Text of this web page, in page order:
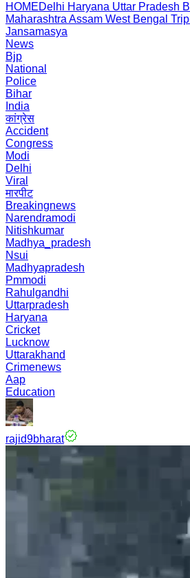
HOMEDelhi Haryana Uttar Pradesh
Maharashtra Assam West Bengal
Jansamasya
News
Bjp
National
Police
Bihar
India
कांग्रेस
Accident
Congress
Modi
Delhi
Viral
मारपीट
Breakingnews
Narendramodi
Nitishkumar
Madhya_pradesh
Nsui
Madhyapradesh
Pmmodi
Rahulgandhi
Uttarpradesh
Haryana
Cricket
Lucknow
Uttarakhand
Crimenews
Aap
Education
rajid9bharat